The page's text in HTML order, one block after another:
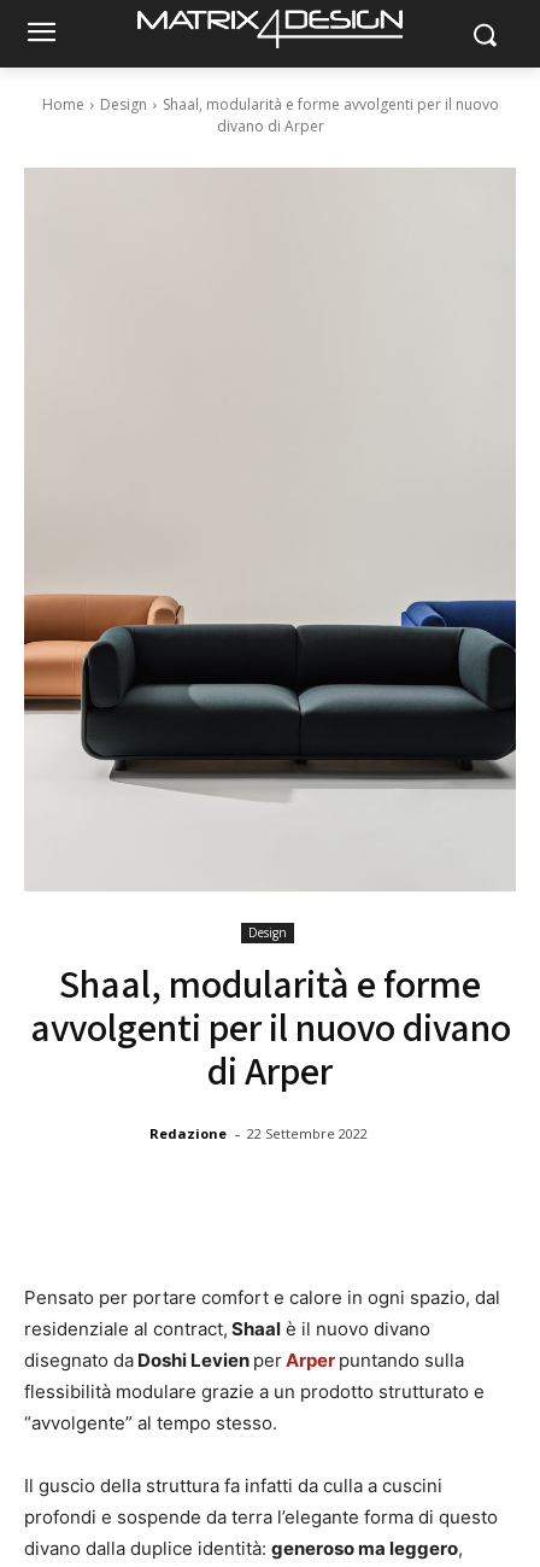
Home Design
Shaal, modularità e forme avvolgenti per il nuovo
divano di Arper
Design
Shaal, modularità e forme
avvolgenti per il nuovo divano
di Arper
Redazione - 22 Settembre 2022
Pensato per portare comfort e calore in ogni spazio, dal
residenziale al contract, Shaal è il nuovo divano
disegnato da Doshi Levien perArper puntando sulla
flessibilità modulare grazie a un prodotto strutturato e
“avvolgente” al tempo stesso.
Il guscio della struttura fa infatti da culla a cuscini
profondi e sospende da terra l’elegante forma di questo
divano dalla duplice identità: generoso ma leggero,